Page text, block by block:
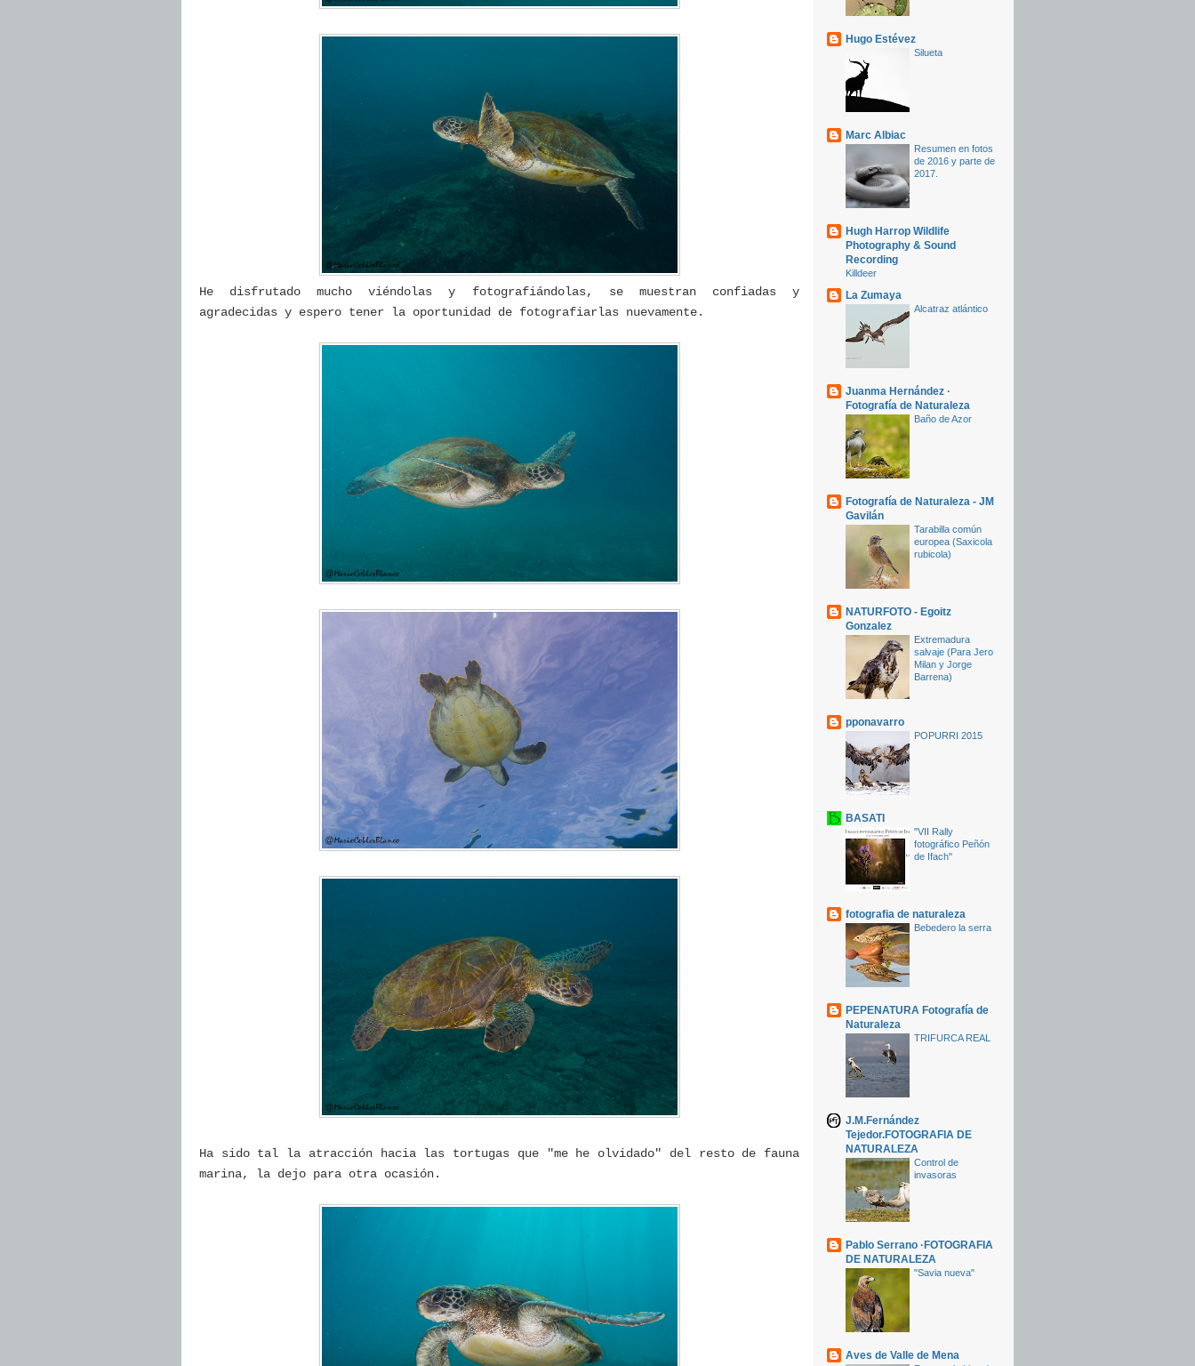
He disfrutado mucho viéndolas y fotografiándolas, se muestran confiadas y
agradecidas y espero tener la oportunidad de fotografiarlas nuevamente.
Ha sido tal la atracción hacia las tortugas que "me he olvidado" del resto de fauna
marina, la dejo para otra ocasión.
Hugo Estévez
Silueta
Marc Albiac
Resumen en fotos
de 2016 y parte de
2017.
Hugh Harrop Wildlife
Photography & Sound
Recording
Killdeer
La Zumaya
Alcatraz atlántico
Juanma Hernández ·
Fotografía de Naturaleza
Baño de Azor
Fotografía de Naturaleza - JM
Gavilán
Tarabilla común
europea (Saxicola
rubicola)
NATURFOTO - Egoitz
Gonzalez
Extremadura
salvaje (Para Jero
Milan y Jorge
Barrena)
pponavarro
POPURRI 2015
BASATI
"VII Rally
fotográfico Peñón
de Ifach"
fotografia de naturaleza
Bebedero la serra
PEPENATURA Fotografía de
Naturaleza
TRIFURCA REAL
J.M.Fernández
Tejedor.FOTOGRAFIA DE
NATURALEZA
Control de
invasoras
Pablo Serrano ·FOTOGRAFIA
DE NATURALEZA
"Savia nueva"
Aves de Valle de Mena